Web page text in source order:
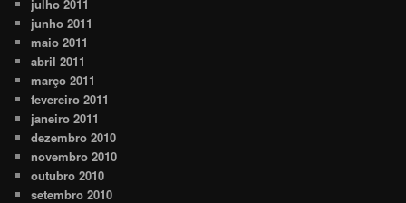
julho 2011
junho 2011
maio 2011
abril 2011
março 2011
fevereiro 2011
janeiro 2011
dezembro 2010
novembro 2010
outubro 2010
setembro 2010